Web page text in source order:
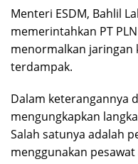
Menteri ESDM, Bahlil
memerintahkan PT
menormalkan jaringan
terdampak.
Dalam keterangannya
mengungkapkan
Salah satunya adalah
menggunakan